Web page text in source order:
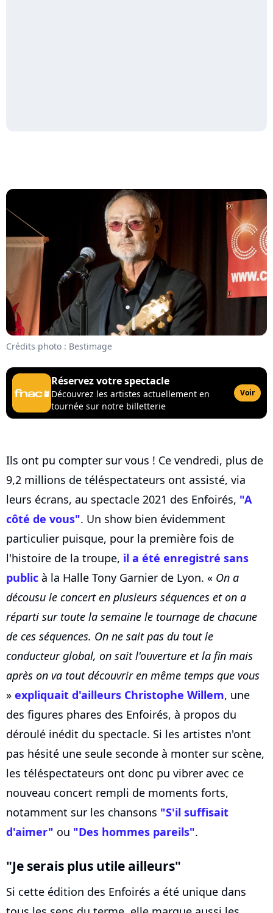
Crédits photo : Bestimage
Réservez votre spectacle
Découvrez les artistes actuellement en
tournée sur notre billetterie
Voir
Ils ont pu compter sur vous ! Ce vendredi, plus de
9,2 millions de téléspectateurs ont assisté, via
leurs écrans, au spectacle 2021 des Enfoirés, "A
côté de vous". Un show bien évidemment
particulier puisque, pour la première fois de
l'histoire de la troupe, il a été enregistré sans
public à la Halle Tony Garnier de Lyon. « On a
décousu le concert en plusieurs séquences et on a
réparti sur toute la semaine le tournage de chacune
de ces séquences. On ne sait pas du tout le
conducteur global, on sait l'ouverture et la fin mais
après on va tout découvrir en même temps que vous
» expliquait d'ailleurs Christophe Willem, une
des figures phares des Enfoirés, à propos du
déroulé inédit du spectacle. Si les artistes n'ont
pas hésité une seule seconde à monter sur scène,
les téléspectateurs ont donc pu vibrer avec ce
nouveau concert rempli de moments forts,
notamment sur les chansons "S'il suffisait
d'aimer" ou "Des hommes pareils".
"Je serais plus utile ailleurs"
Si cette édition des Enfoirés a été unique dans